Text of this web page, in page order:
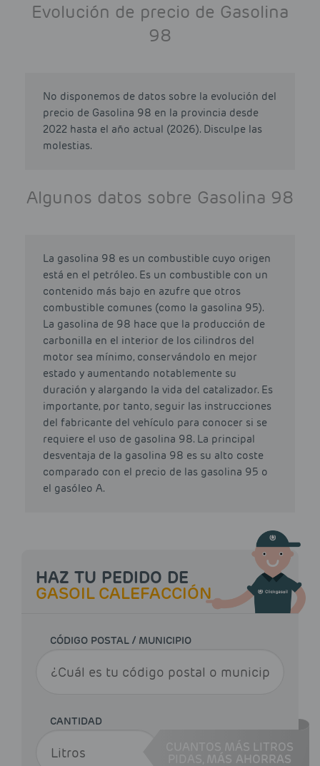
Evolución de precio de Gasolina
98
No disponemos de datos sobre la evolución del
precio de Gasolina 98 en la provincia desde
2022 hasta el año actual (2026). Disculpe las
molestias.
Algunos datos sobre Gasolina 98
La gasolina 98 es un combustible cuyo origen
está en el petróleo. Es un combustible con un
contenido más bajo en azufre que otros
combustible comunes (como la gasolina 95).
La gasolina de 98 hace que la producción de
carbonilla en el interior de los cilindros del
motor sea mínimo, conservándolo en mejor
estado y aumentando notablemente su
duración y alargando la vida del catalizador. Es
importante, por tanto, seguir las instrucciones
del fabricante del vehículo para conocer si se
requiere el uso de gasolina 98. La principal
desventaja de la gasolina 98 es su alto coste
comparado con el precio de las gasolina 95 o
el gasóleo A.
HAZ TU PEDIDO DE
GASOIL CALEFACCIÓN
CÓDIGO POSTAL / MUNICIPIO
CANTIDAD
CUANTOS MÁS LITROS
MÁS AHORRAS